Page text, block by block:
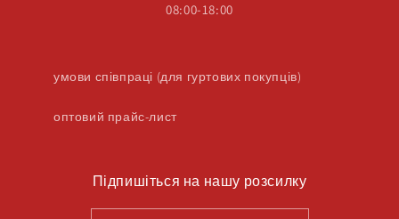
08:00-18:00
умови співпраці (для гуртових покупців)
оптовий прайс-лист
Підпишіться на нашу розсилку